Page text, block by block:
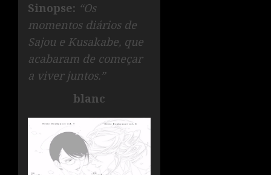
Sinopse: “Os
momentos diários de
Sajou e Kusakabe, que
acabaram de começar
a viver juntos.”
blanc